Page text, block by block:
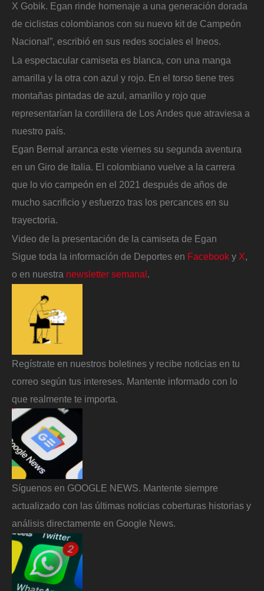
X Gobik. Egan rinde homenaje a una generación dorada
de ciclistas colombianos con su nuevo kit de Campeón
Nacional”, escribió en sus redes sociales el Ineos.
La espectacular camiseta es blanca, con una manga
amarilla y la otra con azul y rojo. En el torso tiene tres
montañas pintadas de azul, amarillo y rojo que
representarían la cordillera de Los Andes que atraviesa a
nuestro país.
Egan Bernal arranca este viernes su segunda aventura
en un Giro de Italia. El colombiano vuelve a la carrera
que lo vio campeón en el 2021 después de años de
mucho sacrificio y esfuerzo tras los percances en su
trayectoria.
Video de la presentación de la camiseta de Egan
Sigue toda la información de Deportes en Facebook y X,
o en nuestra newsletter semanal.
Regístrate en nuestros boletines y recibe noticias en tu
correo según tus intereses. Mantente informado con lo
que realmente te importa.
Síguenos en GOOGLE NEWS. Mantente siempre
actualizado con las últimas noticias coberturas historias y
análisis directamente en Google News.